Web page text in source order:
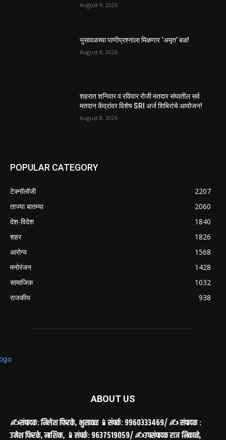
August 9, 2026
भुसावळच्या पाणीप्रश्नाला मिळणार ‘अमृत’ बळ!
August 8, 2026
शहरात शनिवार व रविवार रोजी मतदार संघातील सर्व
मतदान केंद्रांवर विशेष SRI अर्ज शिबिरांचे आयोजन!
August 8, 2026
POPULAR CATEGORY
टेक्नॉलॉजी
2207
ताज्या बातम्या
2060
देश-विदेश
1840
शहर
1826
आरोग्य
1568
मनोरंजन
1428
सामाजिक
1032
राजकीय
938
ABOUT US
✍️संपादक: निलेश फिरके, भुसावळ 📱संपर्क: 9960333469/ ✍️ संपादक :
उमेश फिरके, नाशिक, 📱संपर्क: 9637519059/ ✍️उपसंपादक राज निकाळे,